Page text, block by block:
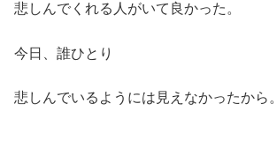
悲しんでくれる人がいて良かった。
今日、誰ひとり
悲しんでいるようには見えなかったから。